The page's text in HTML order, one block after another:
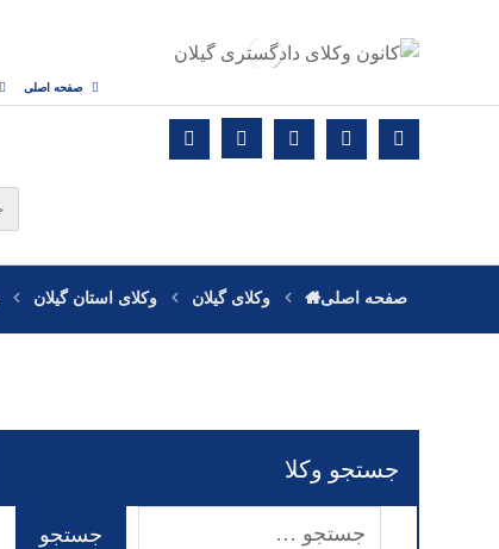
صفحه اصلی
صفحه اصلی وکلای گیلان وکلای استان گیلان
جستجو وکلا